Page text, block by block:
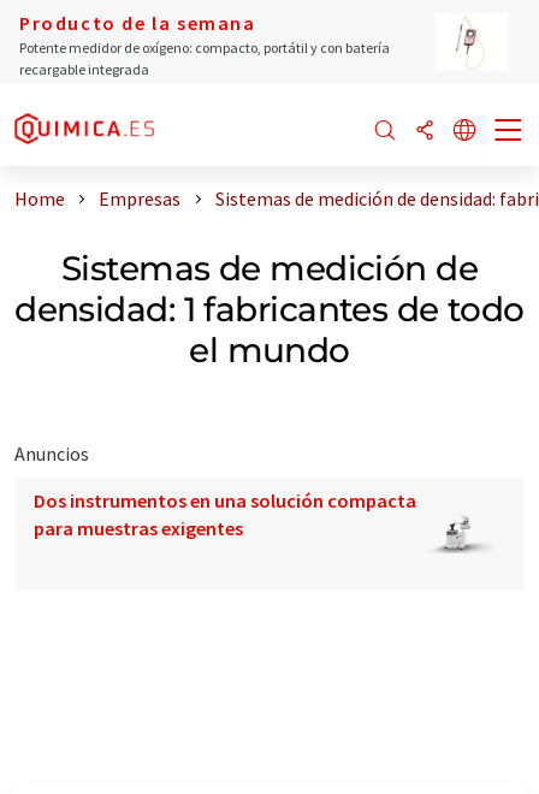
Producto de la semana
Potente medidor de oxígeno: compacto, portátil y con batería
recargable integrada
Home Empresas Sistemas de medición de densidad:
Sistemas de medición de
densidad: 1 fabricantes de todo
el mundo
Anuncios
Dos instrumentos en una solución compacta
para muestras exigentes